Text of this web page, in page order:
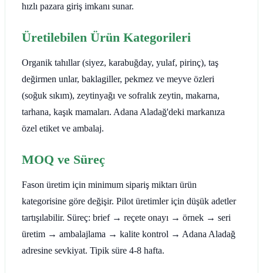
hızlı pazara giriş imkanı sunar.
Üretilebilen Ürün Kategorileri
Organik tahıllar (siyez, karabuğday, yulaf, pirinç), taş
değirmen unlar, baklagiller, pekmez ve meyve özleri
(soğuk sıkım), zeytinyağı ve sofralık zeytin, makarna,
tarhana, kaşık mamaları. Adana Aladağ'deki markanıza
özel etiket ve ambalaj.
MOQ ve Süreç
Fason üretim için minimum sipariş miktarı ürün
kategorisine göre değişir. Pilot üretimler için düşük adetler
tartışılabilir. Süreç: brief → reçete onayı → örnek → seri
üretim → ambalajlama → kalite kontrol → Adana Aladağ
adresine sevkiyat. Tipik süre 4-8 hafta.